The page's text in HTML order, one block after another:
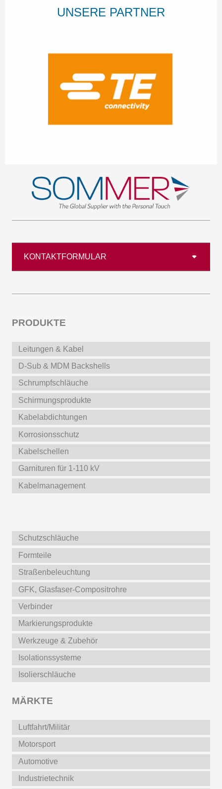
UNSERE PARTNER
KONTAKTFORMULAR
PRODUKTE
Leitungen & Kabel
D-Sub & MDM Backshells
Schrumpfschläuche
Schirmungsprodukte
Kabelabdichtungen
Korrosionsschutz
Kabelschellen
Garnituren für 1-110 kV
Kabelmanagement
Schutzschläuche
Formteile
Straßenbeleuchtung
GFK, Glasfaser-Compositrohre
Verbinder
Markierungsprodukte
Werkzeuge & Zubehör
Isolationssysteme
Isolierschläuche
MÄRKTE
Luftfahrt/Militär
Motorsport
Automotive
Industrietechnik